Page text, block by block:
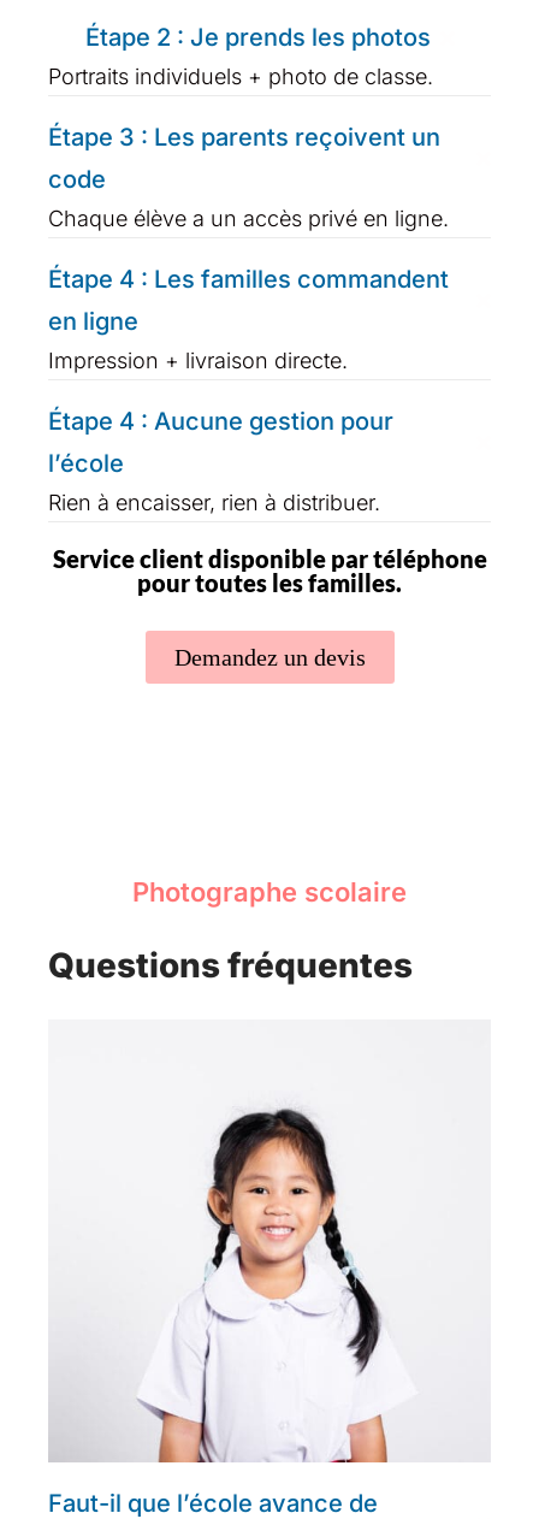
Étape 2 : Je prends les photos
Portraits individuels + photo de classe.
Étape 3 : Les parents reçoivent un
code
Chaque élève a un accès privé en ligne.
Étape 4 : Les familles commandent
en ligne
Impression + livraison directe.
Étape 4 : Aucune gestion pour
l’école
Rien à encaisser, rien à distribuer.
Service client disponible par téléphone
pour toutes les familles.
Demandez un devis
Photographe scolaire
Questions fréquentes
Faut-il que l’école avance de